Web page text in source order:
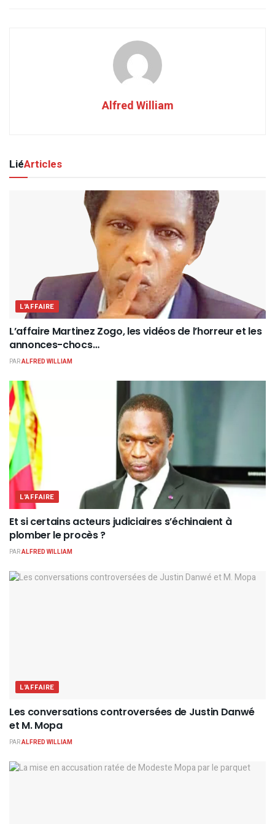
Alfred William
LiéArticles
L'AFFAIRE
L’affaire Martinez Zogo, les vidéos de l’horreur et les
annonces-chocs…
PARALFRED WILLIAM
L'AFFAIRE
Et si certains acteurs judiciaires s’échinaient à
plomber le procès ?
PARALFRED WILLIAM
L'AFFAIRE
Les conversations controversées de Justin Danwé
et M. Mopa
PARALFRED WILLIAM